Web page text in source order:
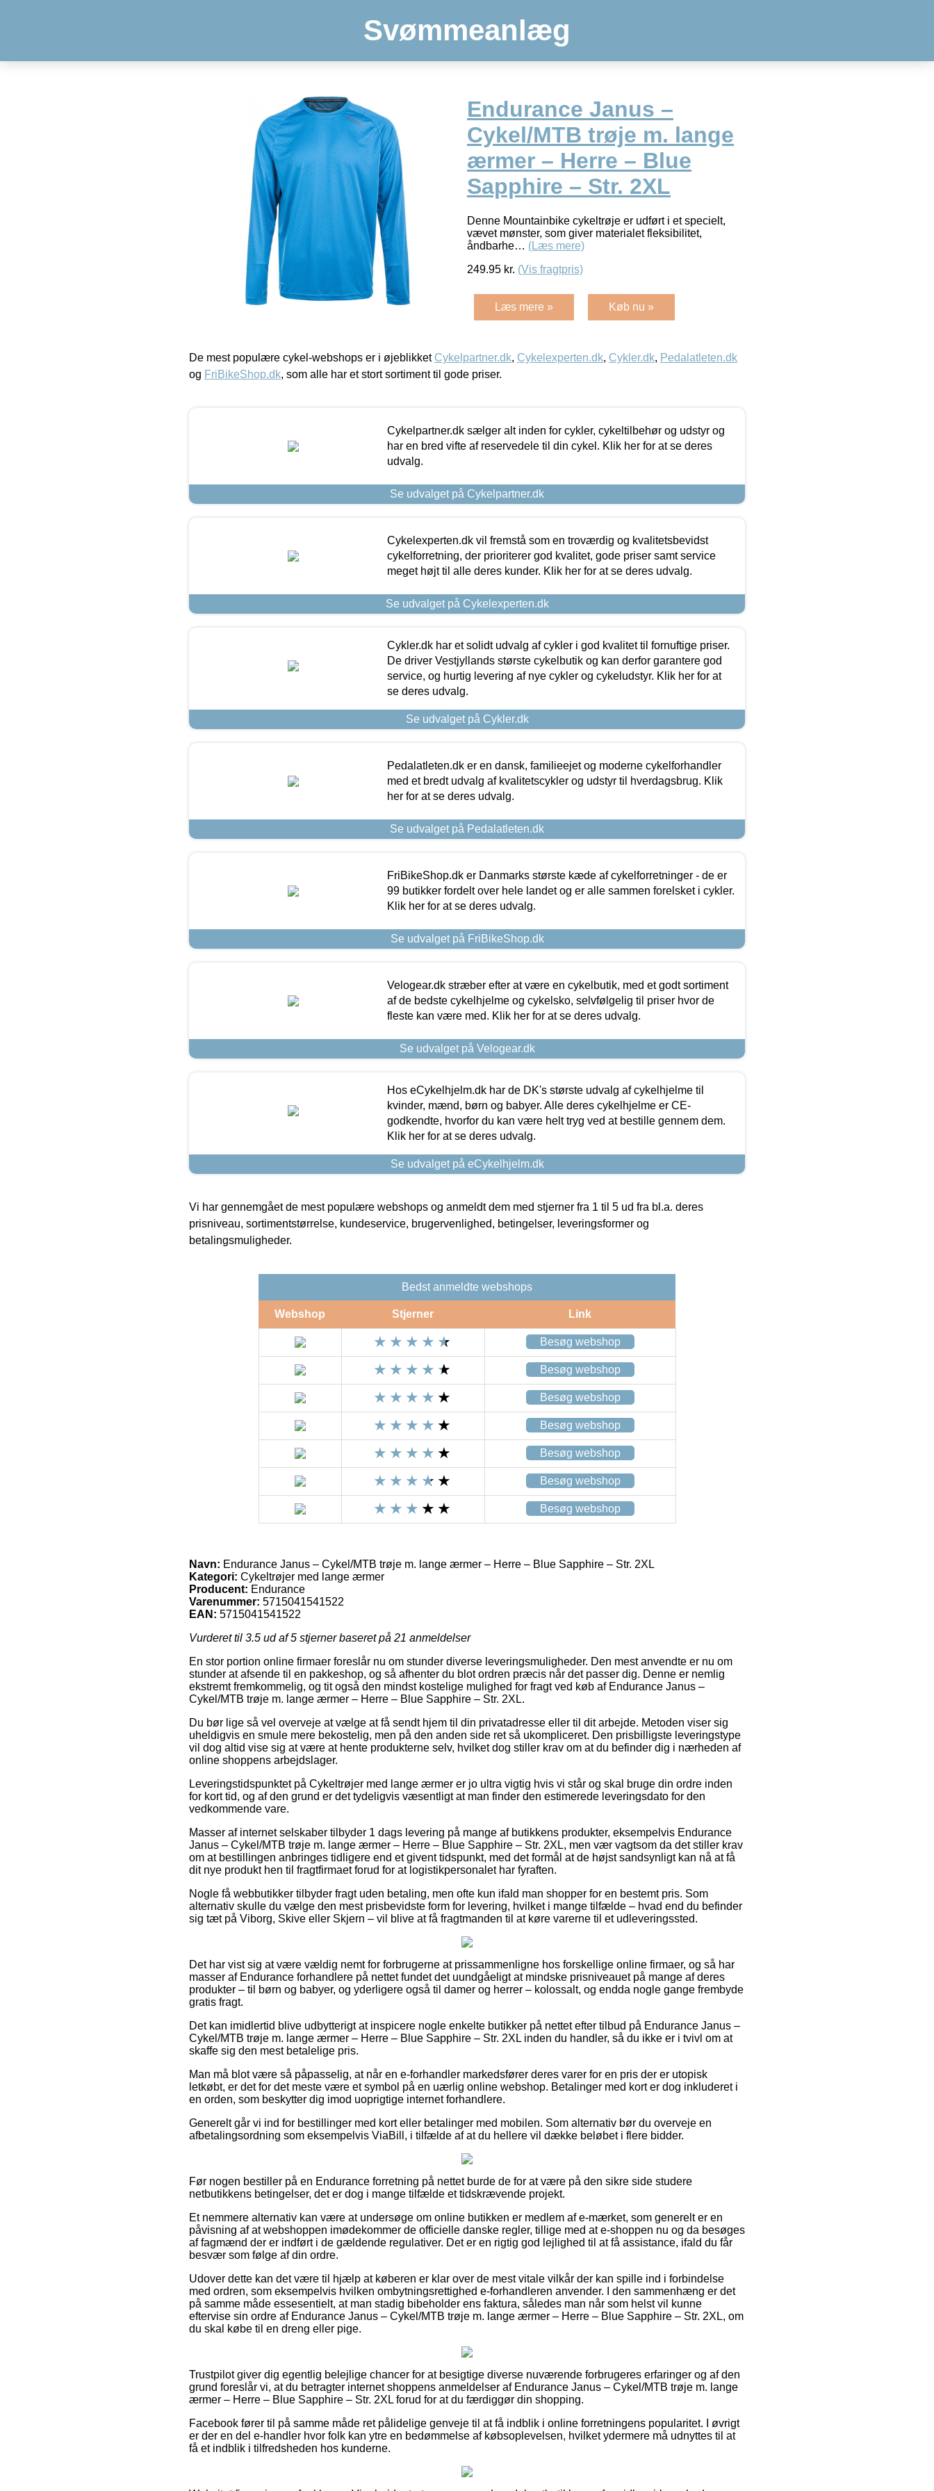
Svømmeanlæg
Endurance Janus –
Cykel/MTB trøje m. lange
ærmer – Herre – Blue
Sapphire – Str. 2XL
Denne Mountainbike cykeltrøje er udført i et specielt,
vævet mønster, som giver materialet fleksibilitet,
åndbarhe… (Læs mere)
249.95 kr. (Vis fragtpris)
Læs mere » Køb nu »
De mest populære cykel-webshops er i øjeblikket Cykelpartner.dk, Cykelexperten.dk, Cykler.dk, Pedalatleten.dk
og FriBikeShop.dk, som alle har et stort sortiment til gode priser.
Cykelpartner.dk sælger alt inden for cykler, cykeltilbehør og udstyr og
har en bred vifte af reservedele til din cykel. Klik her for at se deres
udvalg.
Se udvalget på Cykelpartner.dk
Cykelexperten.dk vil fremstå som en troværdig og kvalitetsbevidst
cykelforretning, der prioriterer god kvalitet, gode priser samt service
meget højt til alle deres kunder. Klik her for at se deres udvalg.
Se udvalget på Cykelexperten.dk
Cykler.dk har et solidt udvalg af cykler i god kvalitet til fornuftige priser.
De driver Vestjyllands største cykelbutik og kan derfor garantere god
service, og hurtig levering af nye cykler og cykeludstyr. Klik her for at
se deres udvalg.
Se udvalget på Cykler.dk
Pedalatleten.dk er en dansk, familieejet og moderne cykelforhandler
med et bredt udvalg af kvalitetscykler og udstyr til hverdagsbrug. Klik
her for at se deres udvalg.
Se udvalget på Pedalatleten.dk
FriBikeShop.dk er Danmarks største kæde af cykelforretninger - de er
99 butikker fordelt over hele landet og er alle sammen forelsket i cykler.
Klik her for at se deres udvalg.
Se udvalget på FriBikeShop.dk
Velogear.dk stræber efter at være en cykelbutik, med et godt sortiment
af de bedste cykelhjelme og cykelsko, selvfølgelig til priser hvor de
fleste kan være med. Klik her for at se deres udvalg.
Se udvalget på Velogear.dk
Hos eCykelhjelm.dk har de DK's største udvalg af cykelhjelme til
kvinder, mænd, børn og babyer. Alle deres cykelhjelme er CE-
godkendte, hvorfor du kan være helt tryg ved at bestille gennem dem.
Klik her for at se deres udvalg.
Se udvalget på eCykelhjelm.dk
Vi har gennemgået de mest populære webshops og anmeldt dem med stjerner fra 1 til 5 ud fra bl.a. deres
prisniveau, sortimentstørrelse, kundeservice, brugervenlighed, betingelser, leveringsformer og
betalingsmuligheder.
Bedst anmeldte webshops
Webshop Stjerner Link
Besøg webshop
Besøg webshop
Besøg webshop
Besøg webshop
Besøg webshop
Besøg webshop
Besøg webshop
Navn: Endurance Janus – Cykel/MTB trøje m. lange ærmer – Herre – Blue Sapphire – Str. 2XL
Kategori: Cykeltrøjer med lange ærmer
Producent: Endurance
Varenummer: 5715041541522
EAN: 5715041541522
Vurderet til 3.5 ud af 5 stjerner baseret på 21 anmeldelser
En stor portion online firmaer foreslår nu om stunder diverse leveringsmuligheder. Den mest anvendte er nu om
stunder at afsende til en pakkeshop, og så afhenter du blot ordren præcis når det passer dig. Denne er nemlig
ekstremt fremkommelig, og tit også den mindst kostelige mulighed for fragt ved køb af Endurance Janus –
Cykel/MTB trøje m. lange ærmer – Herre – Blue Sapphire – Str. 2XL.
Du bør lige så vel overveje at vælge at få sendt hjem til din privatadresse eller til dit arbejde. Metoden viser sig
uheldigvis en smule mere bekostelig, men på den anden side ret så ukompliceret. Den prisbilligste leveringstype
vil dog altid vise sig at være at hente produkterne selv, hvilket dog stiller krav om at du befinder dig i nærheden af
online shoppens arbejdslager.
Leveringstidspunktet på Cykeltrøjer med lange ærmer er jo ultra vigtig hvis vi står og skal bruge din ordre inden
for kort tid, og af den grund er det tydeligvis væsentligt at man finder den estimerede leveringsdato for den
vedkommende vare.
Masser af internet selskaber tilbyder 1 dags levering på mange af butikkens produkter, eksempelvis Endurance
Janus – Cykel/MTB trøje m. lange ærmer – Herre – Blue Sapphire – Str. 2XL, men vær vagtsom da det stiller krav
om at bestillingen anbringes tidligere end et givent tidspunkt, med det formål at de højst sandsynligt kan nå at få
dit nye produkt hen til fragtfirmaet forud for at logistikpersonalet har fyraften.
Nogle få webbutikker tilbyder fragt uden betaling, men ofte kun ifald man shopper for en bestemt pris. Som
alternativ skulle du vælge den mest prisbevidste form for levering, hvilket i mange tilfælde – hvad end du befinder
sig tæt på Viborg, Skive eller Skjern – vil blive at få fragtmanden til at køre varerne til et udleveringssted.
Det har vist sig at være vældig nemt for forbrugerne at prissammenligne hos forskellige online firmaer, og så har
masser af Endurance forhandlere på nettet fundet det uundgåeligt at mindske prisniveauet på mange af deres
produkter – til børn og babyer, og yderligere også til damer og herrer – kolossalt, og endda nogle gange frembyde
gratis fragt.
Det kan imidlertid blive udbytterigt at inspicere nogle enkelte butikker på nettet efter tilbud på Endurance Janus –
Cykel/MTB trøje m. lange ærmer – Herre – Blue Sapphire – Str. 2XL inden du handler, så du ikke er i tvivl om at
skaffe sig den mest betalelige pris.
Man må blot være så påpasselig, at når en e-forhandler markedsfører deres varer for en pris der er utopisk
letkøbt, er det for det meste være et symbol på en uærlig online webshop. Betalinger med kort er dog inkluderet i
en orden, som beskytter dig imod uoprigtige internet forhandlere.
Generelt går vi ind for bestillinger med kort eller betalinger med mobilen. Som alternativ bør du overveje en
afbetalingsordning som eksempelvis ViaBill, i tilfælde af at du hellere vil dække beløbet i flere bidder.
Før nogen bestiller på en Endurance forretning på nettet burde de for at være på den sikre side studere
netbutikkens betingelser, det er dog i mange tilfælde et tidskrævende projekt.
Et nemmere alternativ kan være at undersøge om online butikken er medlem af e-mærket, som generelt er en
påvisning af at webshoppen imødekommer de officielle danske regler, tillige med at e-shoppen nu og da besøges
af fagmænd der er indført i de gældende regulativer. Det er en rigtig god lejlighed til at få assistance, ifald du får
besvær som følge af din ordre.
Udover dette kan det være til hjælp at køberen er klar over de mest vitale vilkår der kan spille ind i forbindelse
med ordren, som eksempelvis hvilken ombytningsrettighed e-forhandleren anvender. I den sammenhæng er det
på samme måde essesentielt, at man stadig bibeholder ens faktura, således man når som helst vil kunne
eftervise sin ordre af Endurance Janus – Cykel/MTB trøje m. lange ærmer – Herre – Blue Sapphire – Str. 2XL, om
du skal købe til en dreng eller pige.
Trustpilot giver dig egentlig belejlige chancer for at besigtige diverse nuværende forbrugeres erfaringer og af den
grund foreslår vi, at du betragter internet shoppens anmeldelser af Endurance Janus – Cykel/MTB trøje m. lange
ærmer – Herre – Blue Sapphire – Str. 2XL forud for at du færdiggør din shopping.
Facebook fører til på samme måde ret pålidelige genveje til at få indblik i online forretningens popularitet. I øvrigt
er der en del e-handler hvor folk kan ytre en bedømmelse af købsoplevelsen, hvilket ydermere må udnyttes til at
få et indblik i tilfredsheden hos kunderne.